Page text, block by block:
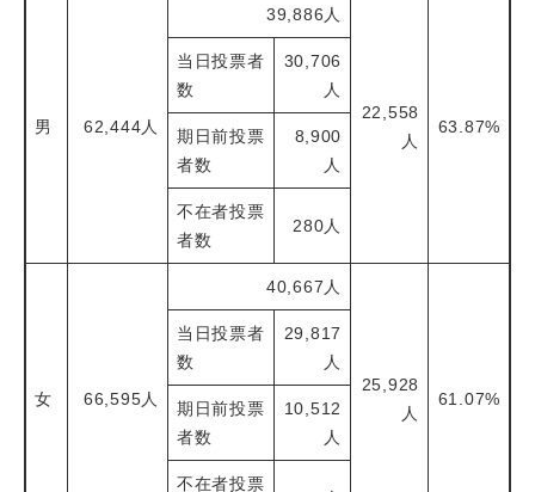
男 62,444人
39,886人
22,558
人
63.87%
当日投票者
数
30,706
人
期日前投票
者数
8,900
人
不在者投票
者数
280人
女 66,595人
40,667人
25,928
人
61.07%
当日投票者
数
29,817
人
期日前投票
者数
10,512
人
不在者投票